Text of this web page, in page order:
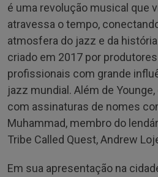
é uma revolução musical que
atravessa o tempo,
atmosfera do jazz e da
criado em 2017 por
profissionais com grande
jazz mundial. Além de Younge,
com assinaturas de nomes
Muhammad, membro do
Tribe Called Quest, Andrew
Em sua apresentação na